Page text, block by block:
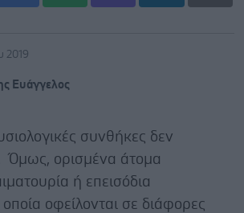
2019
Ευάγγελος
συνθήκες δεν
Όμως, ορισμένα άτομα
ή επεισόδια
οφείλονται σε διάφορες